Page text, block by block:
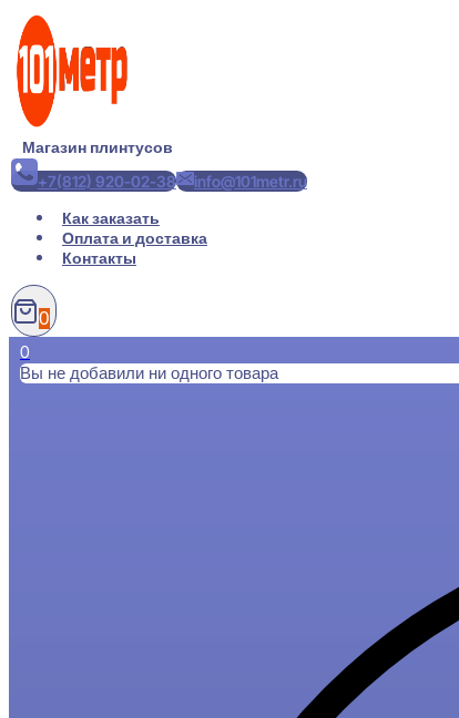
Перейти
содержимому
Магазин плинтусов
+7(812) 920-02-38
info@101metr.ru
Как заказать
Оплата и доставка
Контакты
0
0
Вы не добавили ни одного товара